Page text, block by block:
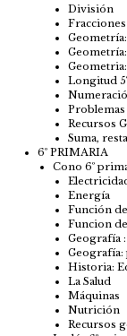
División
Fracciones
Longitud
Problemas
Recursos
Suma,
6º PRIMARIA
Cono 6º
Energía
Función
Funcion
Geografía
Geografía:
Historia:
La Salud
Máquinas
Nutrición
Recursos